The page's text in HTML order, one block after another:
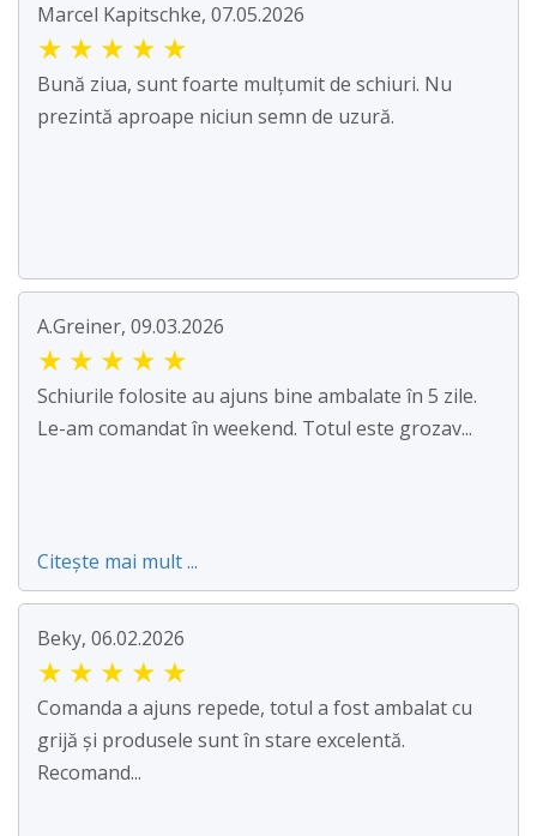
Marcel Kapitschke, 07.05.2026
★ ★ ★ ★ ★
Bună ziua, sunt foarte mulțumit de schiuri. Nu
prezintă aproape niciun semn de uzură.
A.Greiner, 09.03.2026
★ ★ ★ ★ ★
Schiurile folosite au ajuns bine ambalate în 5 zile.
Le-am comandat în weekend. Totul este grozav...
Citește mai mult ...
Beky, 06.02.2026
★ ★ ★ ★ ★
Comanda a ajuns repede, totul a fost ambalat cu
grijă și produsele sunt în stare excelentă.
Recomand...